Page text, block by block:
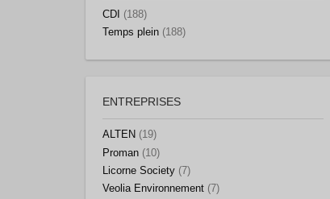
CDI
(188)
Temps plein (188)
ENTREPRISES
ALTEN (19)
Proman (10)
Licorne Society (7)
Veolia Environnement (7)